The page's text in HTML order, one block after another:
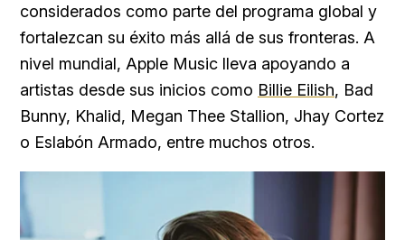
considerados como parte del programa global y
fortalezcan su éxito más allá de sus fronteras. A
nivel mundial, Apple Music lleva apoyando a
artistas desde sus inicios como Billie Eilish, Bad
Bunny, Khalid, Megan Thee Stallion, Jhay Cortez
o Eslabón Armado, entre muchos otros.